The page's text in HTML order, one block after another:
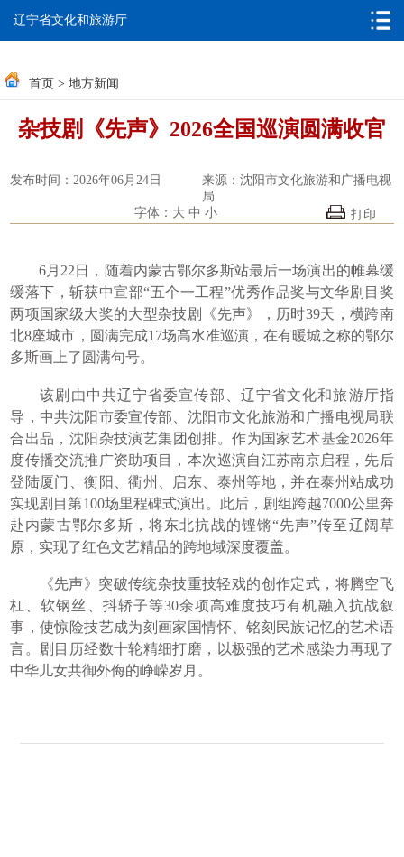
无障碍浏览 邮箱系统
辽宁省文化和旅游厅
首页 > 地方新闻
杂技剧《先声》2026全国巡演圆满收官
发布时间：2026年06月24日
来源：沈阳市文化旅游和广播电视
局
打印
字体： 大 中 小
6月22日，随着内蒙古鄂尔多斯站最后一场演出的帷幕缓
缓落下，斩获中宣部“五个一工程”优秀作品奖与文华剧目奖
两项国家级大奖的大型杂技剧《先声》，历时39天，横跨南
北8座城市，圆满完成17场高水准巡演，在有暖城之称的鄂尔
多斯画上了圆满句号。
该剧由中共辽宁省委宣传部、辽宁省文化和旅游厅指
导，中共沈阳市委宣传部、沈阳市文化旅游和广播电视局联
合出品，沈阳杂技演艺集团创排。作为国家艺术基金2026年
度传播交流推广资助项目，本次巡演自江苏南京启程，先后
登陆厦门、衡阳、衢州、启东、泰州等地，并在泰州站成功
实现剧目第100场里程碑式演出。此后，剧组跨越7000公里奔
赴内蒙古鄂尔多斯，将东北抗战的铿锵“先声”传至辽阔草
原，实现了红色文艺精品的跨地域深度覆盖。
《先声》突破传统杂技重技轻戏的创作定式，将腾空飞
杠、软钢丝、抖轿子等30余项高难度技巧有机融入抗战叙
事，使惊险技艺成为刻画家国情怀、铭刻民族记忆的艺术语
言。剧目历经数十轮精细打磨，以极强的艺术感染力再现了
中华儿女共御外侮的峥嵘岁月。